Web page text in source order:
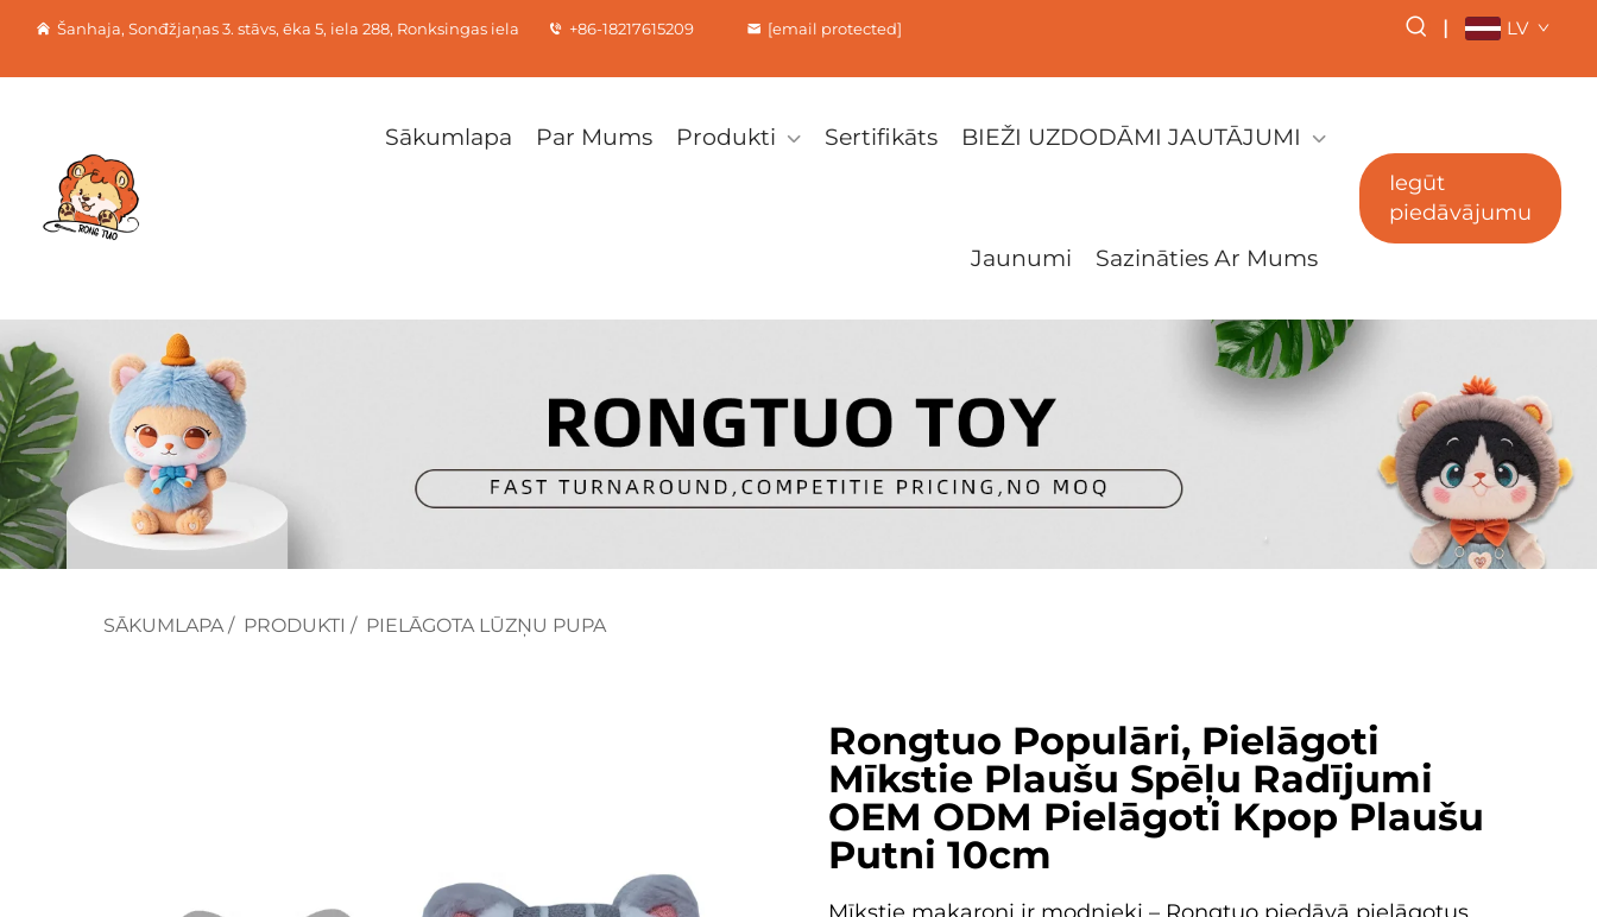
Šanhaja, Sonđžjaņas 3. stāvs, ēka 5, iela 288, Ronksingas iela +86-18217615209 [email protected] | LV
Sākumlapa Par Mums Produkti Sertifikāts BIEŽI UZDODĀMI JAUTĀJUMI
Jaunumi Sazināties Ar Mums
Iegūt
piedāvājumu
SĀKUMLAPA/ PRODUKTI / PIELĀGOTA LŪZŅU PUPA
Rongtuo Populāri, Pielāgoti
Mīkstie Plaušu Spēļu Radījumi
OEM ODM Pielāgoti Kpop Plaušu
Putni 10cm